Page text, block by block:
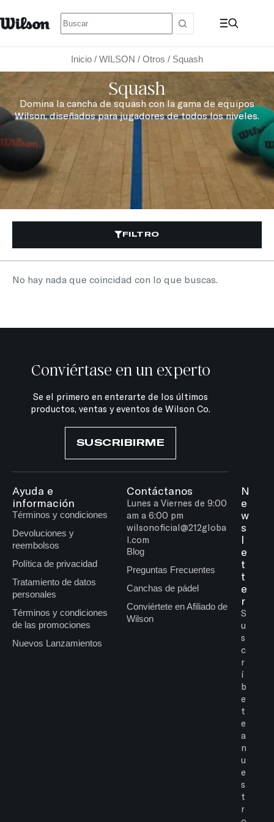
Inicio / WILSON / Otros / Squash
Squash
Domina la cancha de squash con la gama de equipos
Wilson, diseñados para jugadores de todos los niveles.
FILTRO
No hay nada que coincidad con lo que buscas.
Conviértase en un experto
Se el primero en enterarte de los últimos
productos, ventas y eventos de Wilson Co.
SUSCRIBIRME
Ayuda e
información
Términos y condiciones
Devoluciones y
reembolsos
Política de privacidad
Tratamiento de datos
personales
Términos y condiciones
de las promociones
Nuevos Lanzamientos
Contáctanos
Lunes a Viernes de 9:00
am a 6:00 pm
wilsonoficial@212globa
l.com
Blog
Preguntas Frecuentes
Canchas de pádel
Conviértete en Afiliado de
Wilson
N
e
w
s
l
e
t
t
e
r
S
u
s
c
r
í
b
e
t
e
a
n
u
e
s
t
r